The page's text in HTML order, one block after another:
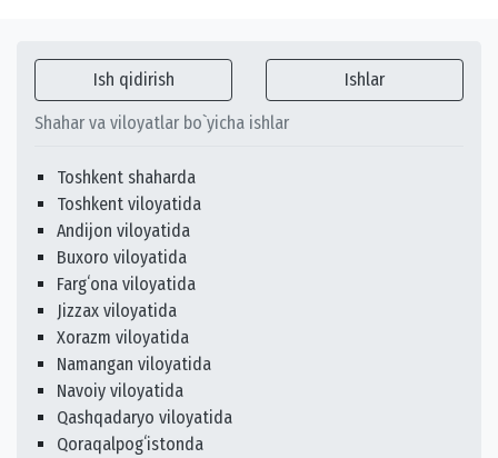
Ish qidirish Ishlar
Shahar va viloyatlar bo`yicha ishlar
Toshkent shaharda
Toshkent viloyatida
Andijon viloyatida
Buxoro viloyatida
Fargʻona viloyatida
Jizzax viloyatida
Xorazm viloyatida
Namangan viloyatida
Navoiy viloyatida
Qashqadaryo viloyatida
Qoraqalpogʻistonda